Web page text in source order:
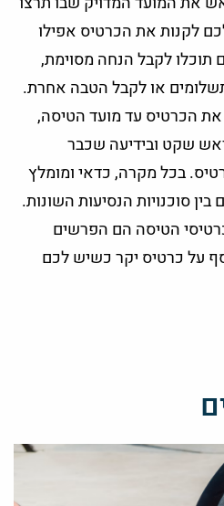
לקנות את הכרטיס אפילו
לקבל הנחה מסוימת,
או לקבל הטבה אחרת.
את הכרטיס עד מועד הטיסה,
שקט ובידיעה שכבר
בכל מקרה, כדאי ומומלץ
סוכנויות הנסיעות השונות.
הטיסה הם הפרשים
על כרטיס יקר כשיש לכם